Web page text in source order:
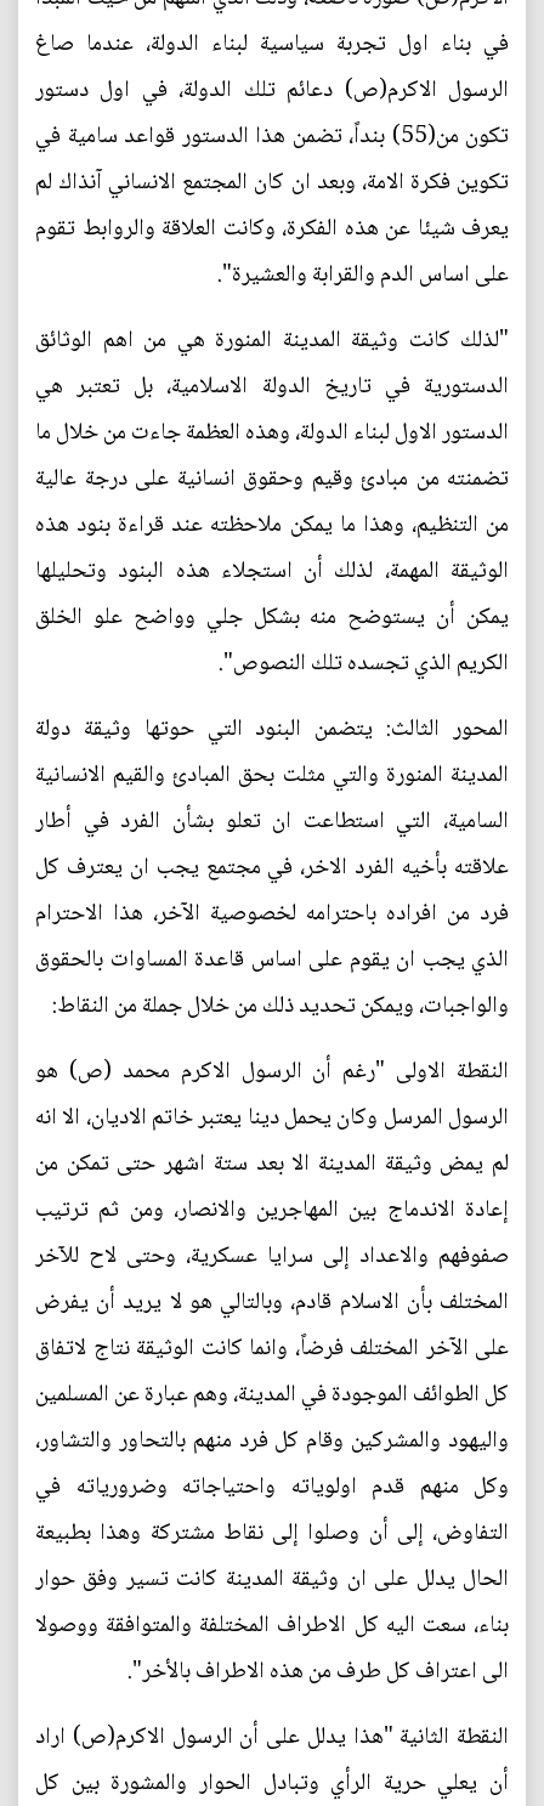
في بناء اول تجربة سياسية لبناء الدولة، عندما صاغ
الرسول الاكرم(ص) دعائم تلك الدولة، في اول دستور
تكون من(55) بنداً، تضمن هذا الدستور قواعد سامية في
تكوين فكرة الامة، وبعد ان كان المجتمع الانساني آنذاك لم
يعرف شيئا عن هذه الفكرة، وكانت العلاقة والروابط تقوم
على اساس الدم والقرابة والعشيرة".
"لذلك كانت وثيقة المدينة المنورة هي من اهم الوثائق
الدستورية في تاريخ الدولة الاسلامية، بل تعتبر هي
الدستور الاول لبناء الدولة، وهذه العظمة جاءت من خلال ما
تضمنته من مبادئ وقيم وحقوق انسانية على درجة عالية
من التنظيم، وهذا ما يمكن ملاحظته عند قراءة بنود هذه
الوثيقة المهمة، لذلك أن استجلاء هذه البنود وتحليلها
يمكن أن يستوضح منه بشكل جلي وواضح علو الخلق
الكريم الذي تجسده تلك النصوص".
المحور الثالث: يتضمن البنود التي حوتها وثيقة دولة
المدينة المنورة والتي مثلت بحق المبادئ والقيم الانسانية
السامية، التي استطاعت ان تعلو بشأن الفرد في أطار
علاقته بأخيه الفرد الاخر، في مجتمع يجب ان يعترف كل
فرد من افراده باحترامه لخصوصية الآخر، هذا الاحترام
الذي يجب ان يقوم على اساس قاعدة المساوات بالحقوق
والواجبات، ويمكن تحديد ذلك من خلال جملة من النقاط:
النقطة الاولى "رغم أن الرسول الاكرم محمد (ص) هو
الرسول المرسل وكان يحمل دينا يعتبر خاتم الاديان، الا انه
لم يمض وثيقة المدينة الا بعد ستة اشهر حتى تمكن من
إعادة الاندماج بين المهاجرين والانصار، ومن ثم ترتيب
صفوفهم والاعداد إلى سرايا عسكرية، وحتى لاح للآخر
المختلف بأن الاسلام قادم، وبالتالي هو لا يريد أن يفرض
على الآخر المختلف فرضاً، وانما كانت الوثيقة نتاج لاتفاق
كل الطوائف الموجودة في المدينة، وهم عبارة عن المسلمين
واليهود والمشركين وقام كل فرد منهم بالتحاور والتشاور،
وكل منهم قدم اولوياته واحتياجاته وضرورياته في
التفاوض، إلى أن وصلوا إلى نقاط مشتركة وهذا بطبيعة
الحال يدلل على ان وثيقة المدينة كانت تسير وفق حوار
بناء، سعت اليه كل الاطراف المختلفة والمتوافقة ووصولا
الى اعتراف كل طرف من هذه الاطراف بالأخر".
النقطة الثانية "هذا يدلل على أن الرسول الاكرم(ص) اراد
أن يعلي حرية الرأي وتبادل الحوار والمشورة بين كل